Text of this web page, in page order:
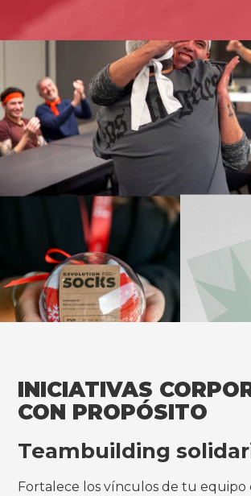
INICIATIVAS
CON PROPÓSITO
Teambuilding
Fortalece los vínculos de tu equipo